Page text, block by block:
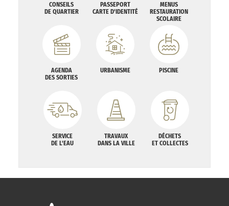
CONSEILS
DE QUARTIER
PASSEPORT
CARTE D'IDENTITÉ
MENUS
RESTAURATION
SCOLAIRE
AGENDA
DES SORTIES
URBANISME PISCINE
SERVICE
DE L'EAU
TRAVAUX
DANS LA VILLE
DÉCHETS
ET COLLECTES